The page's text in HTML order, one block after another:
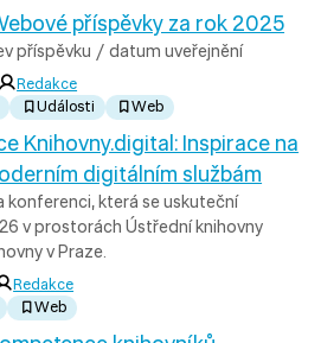
příspěvky za rok 2025
příspěvku / datum uveřejnění
Redakce
Události Web
Knihovny.digital: Inspirace na
digitálním službám
konferenci, která se uskuteční
v prostorách Ústřední knihovny
v Praze.
Redakce
Web